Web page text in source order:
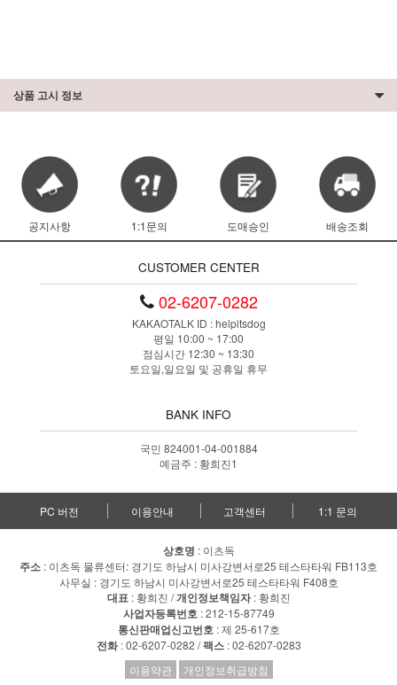
상품 고시 정보
공지사항 1:1문의 도매승인 배송조회
CUSTOMER CENTER
02-6207-0282
KAKAOTALK ID : helpitsdog
평일 10:00 ~ 17:00
점심시간 12:30 ~ 13:30
토요일,일요일 및 공휴일 휴무
BANK INFO
국민 824001-04-001884
예금주 : 황희진1
PC 버전 이용안내 고객센터 1:1 문의
상호명 : 이츠독
주소 : 이츠독 물류센터: 경기도 하남시 미사강변서로25 테스타타워 FB113호
사무실 : 경기도 하남시 미사강변서로25 테스타타워 F408호
대표 : 황희진 /개인정보책임자: 황희진
사업자등록번호 : 212-15-87749
통신판매업신고번호 : 제 25-617호
전화: 02-6207-0282 /팩스: 02-6207-0283
이용약관
개인정보취급방침